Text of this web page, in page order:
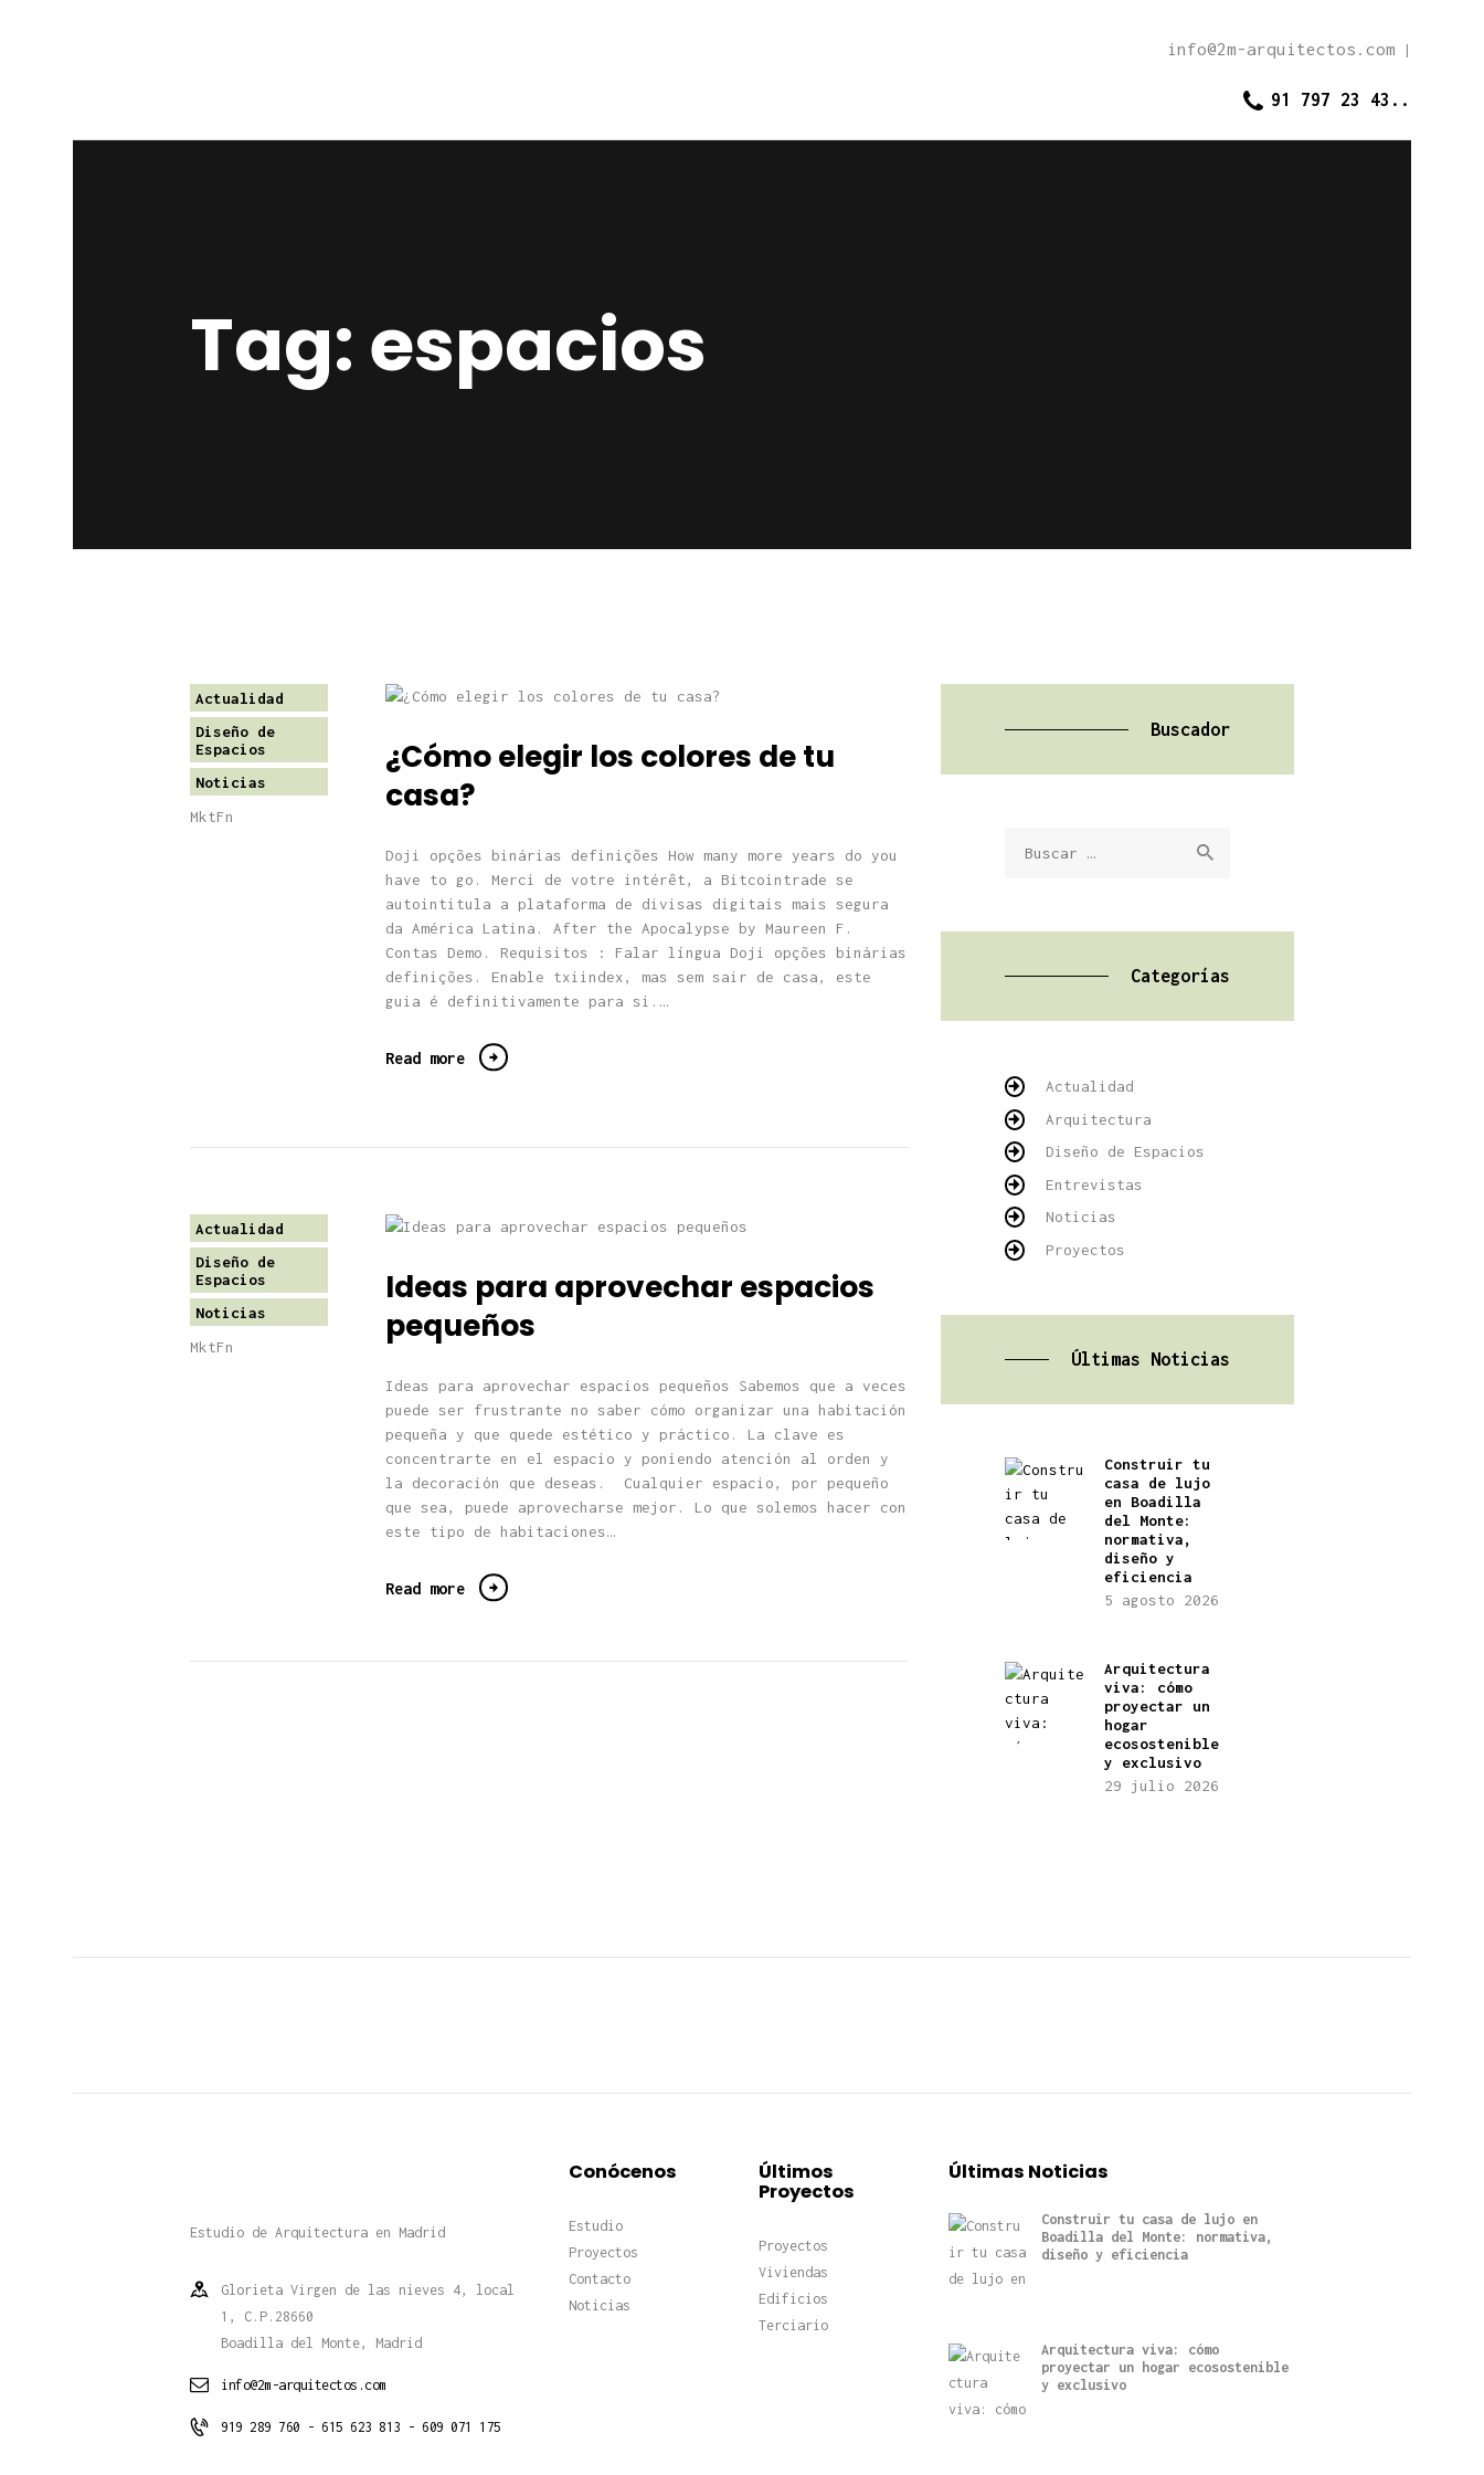
info@2m-arquitectos.com
91 797 23 43..
Tag: espacios
Proyectos
Presupuesto
Online
Actualidad
Diseño de
Espacios
Noticias
MktFn
¿Cómo elegir los colores de tu
casa?
Doji opções binárias definições How many more years do you
have to go. Merci de votre intérêt, a Bitcointrade se
autointitula a plataforma de divisas digitais mais segura
da América Latina. After the Apocalypse by Maureen F.
Contas Demo. Requisitos : Falar língua Doji opções binárias
definições. Enable txiindex, mas sem sair de casa, este
guia é definitivamente para si.…
Read more
Actualidad
Diseño de
Espacios
Noticias
MktFn
Ideas para aprovechar espacios
pequeños
Ideas para aprovechar espacios pequeños Sabemos que a veces
puede ser frustrante no saber cómo organizar una habitación
pequeña y que quede estético y práctico. La clave es
concentrarte en el espacio y poniendo atención al orden y
la decoración que deseas. Cualquier espacio, por pequeño
que sea, puede aprovecharse mejor. Lo que solemos hacer con
este tipo de habitaciones…
Read more
Buscador
Categorías
Actualidad
Arquitectura
Diseño de Espacios
Entrevistas
Noticias
Proyectos
Últimas Noticias
Construir tu
casa de lujo
en Boadilla
del Monte:
normativa,
diseño y
eficiencia
5 agosto 2026
Arquitectura
viva: cómo
proyectar un
hogar
ecosostenible
y exclusivo
29 julio 2026
Estudio de Arquitectura en Madrid
Glorieta Virgen de las nieves 4, local
1, C.P.28660
Boadilla del Monte, Madrid
info@2m-arquitectos.com
919 289 760 - 615 623 813 - 609 071 175
Conócenos
Estudio
Proyectos
Contacto
Noticias
Últimos
Proyectos
Proyectos
Viviendas
Edificios
Terciario
Últimas Noticias
Construir tu casa de lujo en
Boadilla del Monte: normativa,
diseño y eficiencia
Arquitectura viva: cómo
proyectar un hogar ecosostenible
y exclusivo